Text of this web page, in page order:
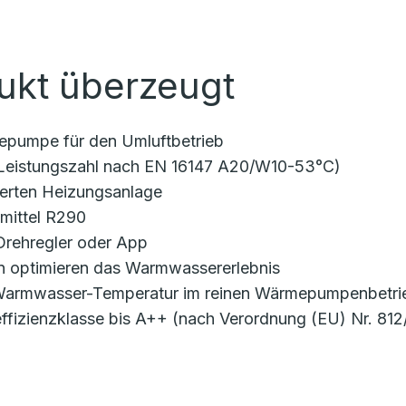
überzeugt
für den Umluftbetrieb
nach EN 16147 A20/W10-53°C)
Heizungsanlage
R290
oder App
das Warmwassererlebnis
Temperatur im reinen
bis A++ (nach Verordnung (EU) Nr.